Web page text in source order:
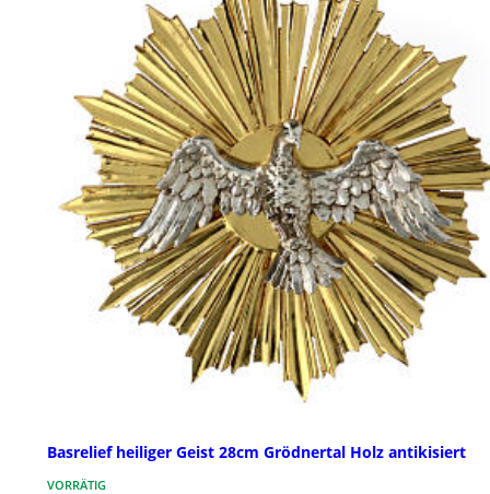
Basrelief heiliger Geist 28cm Grödnertal Holz antikisiert
VORRÄTIG